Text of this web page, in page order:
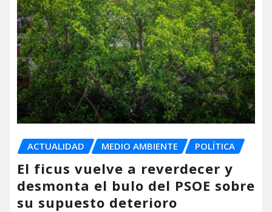
ACTUALIDAD MEDIO AMBIENTE POLÍTICA
El ficus vuelve a reverdecer y
desmonta el bulo del PSOE sobre
su supuesto deterioro